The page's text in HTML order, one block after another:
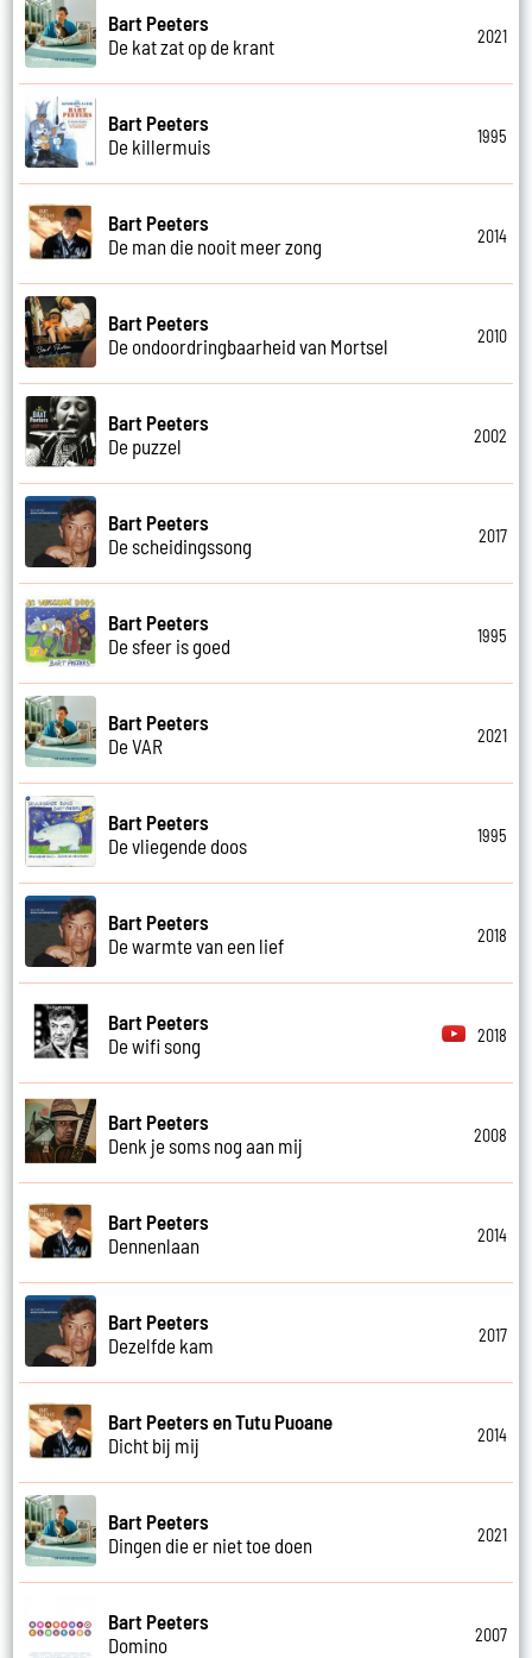
Bart Peeters
De kat zat op de krant
2021
Bart Peeters
De killermuis
1995
Bart Peeters
De man die nooit meer zong
2014
Bart Peeters
De ondoordringbaarheid van Mortsel
2010
Bart Peeters
De puzzel
2002
Bart Peeters
De scheidingssong
2017
Bart Peeters
De sfeer is goed
1995
Bart Peeters
De VAR
2021
Bart Peeters
De vliegende doos
1995
Bart Peeters
De warmte van een lief
2018
Bart Peeters
De wifi song
2018
Bart Peeters
Denk je soms nog aan mij
2008
Bart Peeters
Dennenlaan
2014
Bart Peeters
Dezelfde kam
2017
Bart Peeters en Tutu Puoane
Dicht bij mij
2014
Bart Peeters
Dingen die er niet toe doen
2021
Bart Peeters
Domino
2007